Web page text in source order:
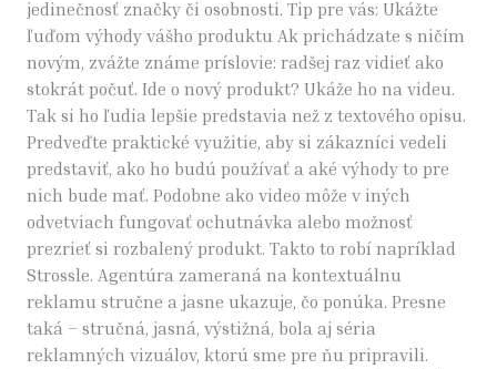
jedinečnosť značky či osobnosti. Tip pre vás: Ukážte
ľuďom výhody vášho produktu Ak prichádzate s ničím
novým, zvážte známe príslovie: radšej raz vidieť ako
stokrát počuť. Ide o nový produkt? Ukáže ho na videu.
Tak si ho ľudia lepšie predstavia než z textového opisu.
Predveďte praktické využitie, aby si zákazníci vedeli
predstaviť, ako ho budú používať a aké výhody to pre
nich bude mať. Podobne ako video môže v iných
odvetviach fungovať ochutnávka alebo možnosť
prezrieť si rozbalený produkt. Takto to robí napríklad
Strossle. Agentúra zameraná na kontextuálnu
reklamu stručne a jasne ukazuje, čo ponúka. Presne
taká – stručná, jasná, výstižná, bola aj séria
reklamných vizuálov, ktorú sme pre ňu pripravili.